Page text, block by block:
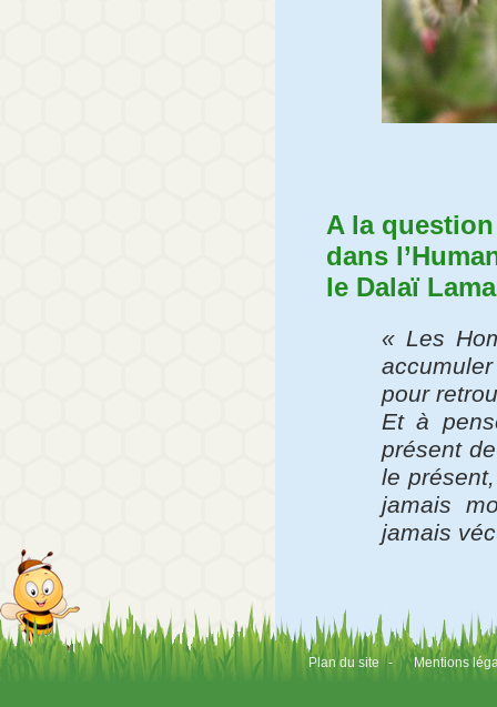
A la
dans
le Dalaï
« Les
pour
Et à
présent
le
jamais
jamais
Plan du site - Mentions